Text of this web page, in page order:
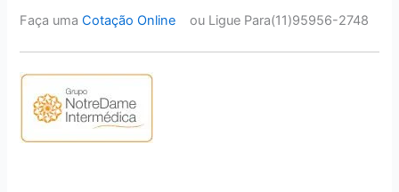
Faça umaCotação Online ou Ligue Para(11)95956-2748